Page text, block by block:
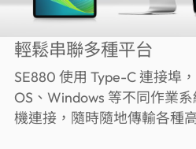
輕鬆串聯多種平台
SE880 使用 Type-C 連接埠
OS、Windows 等不同作業
機連接，隨時隨地傳輸各種